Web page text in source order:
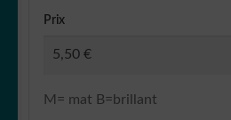
Prix
M= mat B=brillant